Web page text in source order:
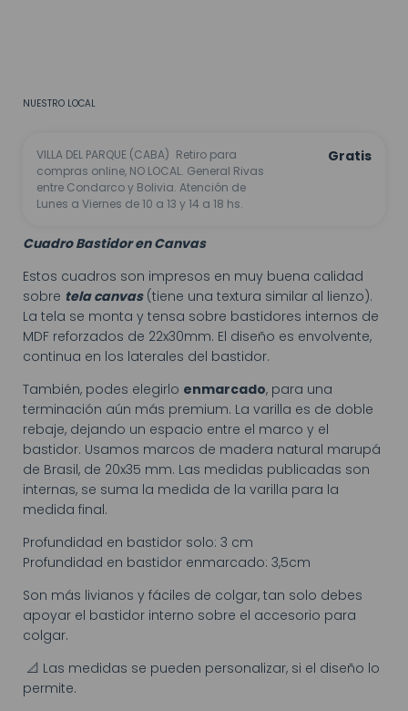
NUESTRO LOCAL
VILLA DEL PARQUE (CABA) Retiro para
compras online, NO LOCAL. General Rivas
entre Condarco y Bolivia. Atención de
Lunes a Viernes de 10 a 13 y 14 a 18 hs.
Gratis
Cuadro Bastidor en Canvas
Estos cuadros son impresos en muy buena calidad
sobre tela canvas(tiene una textura similar al lienzo).
La tela se monta y tensa sobre bastidores internos de
MDF reforzados de 22x30mm. El diseño es envolvente,
continua en los laterales del bastidor.
También, podes elegirlo enmarcado, para una
terminación aún más premium. La varilla es de doble
rebaje, dejando un espacio entre el marco y el
bastidor. Usamos marcos de madera natural marupá
de Brasil, de 20x35 mm. Las medidas publicadas son
internas, se suma la medida de la varilla para la
medida final.
Profundidad en bastidor solo: 3 cm
Profundidad en bastidor enmarcado: 3,5cm
Son más livianos y fáciles de colgar, tan solo debes
apoyar el bastidor interno sobre el accesorio para
colgar.
📐 Las medidas se pueden personalizar, si el diseño lo
permite.